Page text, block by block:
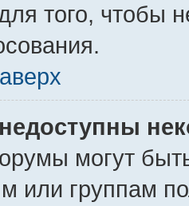
того, чтобы
могут
или группам